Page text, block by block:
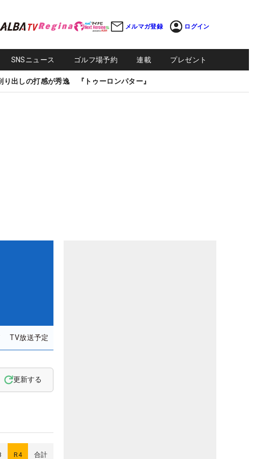
メルマガ登録 ログイン
SNSニュース ゴルフ場予約 連載 プレゼント
り出しの打感が秀逸 『トゥーロンパター』
TV放送予定
更新する
R4 合計